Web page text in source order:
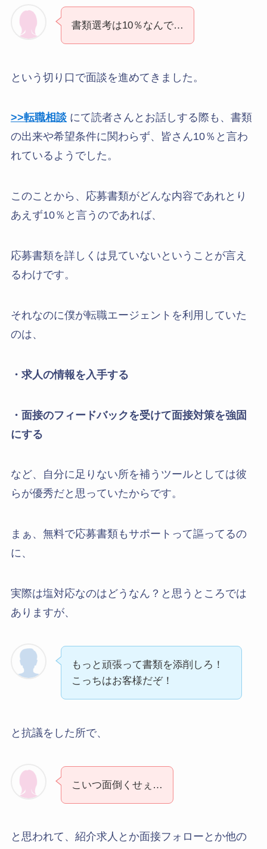
書類選考は10％なんで…
という切り口で面談を進めてきました。
>>転職相談にて読者さんとお話しする際も、書類
の出来や希望条件に関わらず、皆さん10％と言わ
れているようでした。
このことから、応募書類がどんな内容であれとり
あえず10％と言うのであれば、
応募書類を詳しくは見ていないということが言え
るわけです。
それなのに僕が転職エージェントを利用していた
のは、
・求人の情報を入手する
・面接のフィードバックを受けて面接対策を強固
にする
など、自分に足りない所を補うツールとしては彼
らが優秀だと思っていたからです。
まぁ、無料で応募書類もサポートって謳ってるの
に、
実際は塩対応なのはどうなん？と思うところでは
ありますが、
もっと頑張って書類を添削しろ！
こっちはお客様だぞ！
と抗議をした所で、
こいつ面倒くせぇ…
と思われて、紹介求人とか面接フォローとか他の